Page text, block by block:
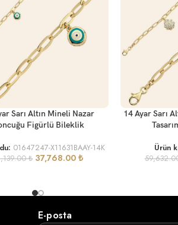
Sarı Altın Mineli Nazar
Figürlü Bileklik
01647247-X11631BAAY-14K
₺ 37,768.00 ₺
SEPETE EKLE
14 Ayar Sarı
Ürün
E-posta